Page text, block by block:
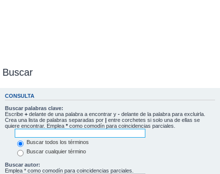
Buscar
CONSULTA
Buscar palabras clave:
Escribe + delante de una palabra a encontrar y - delante de la palabra para excluirla.
Crea una lista de palabras separadas por | entre corchetes si solo una de ellas se
quiere encontrar. Emplea * como comodín para coincidencias parciales.
Buscar todos los términos
Buscar cualquier término
Buscar autor:
Emplea * como comodín para coincidencias parciales.